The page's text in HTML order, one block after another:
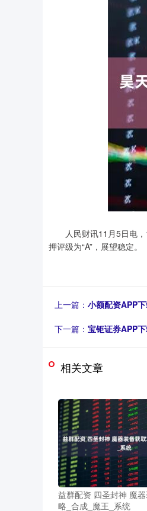
人民财讯11月5日电，
押评级为“A”，展望稳定。
上一篇： 小额配资APP
下一篇： 宝钜证券APP
相关文章
益群配资 四圣封神 魔
略_合成_魔王_系统